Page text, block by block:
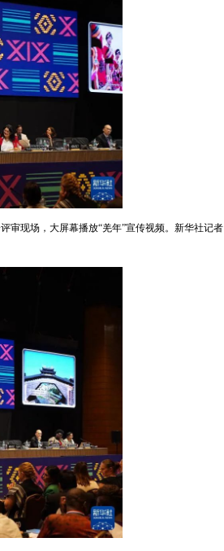
审现场，大屏幕播放“羌年”宣传视频。新华社记者